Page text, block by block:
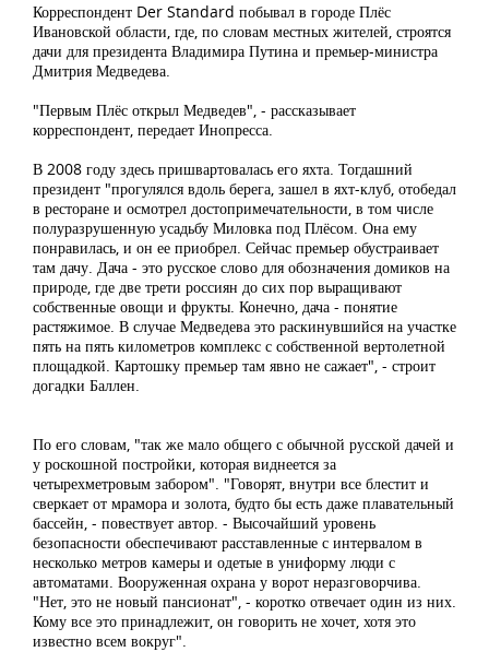
Корреспондент Der Standard побывал в городе Плёс
Ивановской области, где, по словам местных жителей, строятся
дачи для президента Владимира Путина и премьер-министра
Дмитрия Медведева.
"Первым Плёс открыл Медведев", - рассказывает
корреспондент, передает Инопресса.
В 2008 году здесь пришвартовалась его яхта. Тогдашний
президент "прогулялся вдоль берега, зашел в яхт-клуб, отобедал
в ресторане и осмотрел достопримечательности, в том числе
полуразрушенную усадьбу Миловка под Плёсом. Она ему
понравилась, и он ее приобрел. Сейчас премьер обустраивает
там дачу. Дача - это русское слово для обозначения домиков на
природе, где две трети россиян до сих пор выращивают
собственные овощи и фрукты. Конечно, дача - понятие
растяжимое. В случае Медведева это раскинувшийся на участке
пять на пять километров комплекс с собственной вертолетной
площадкой. Картошку премьер там явно не сажает", - строит
догадки Баллен.
По его словам, "так же мало общего с обычной русской дачей и
у роскошной постройки, которая виднеется за
четырехметровым забором". "Говорят, внутри все блестит и
сверкает от мрамора и золота, будто бы есть даже плавательный
бассейн, - повествует автор. - Высочайший уровень
безопасности обеспечивают расставленные с интервалом в
несколько метров камеры и одетые в униформу люди с
автоматами. Вооруженная охрана у ворот неразговорчива.
"Нет, это не новый пансионат", - коротко отвечает один из них.
Кому все это принадлежит, он говорить не хочет, хотя это
известно всем вокруг".